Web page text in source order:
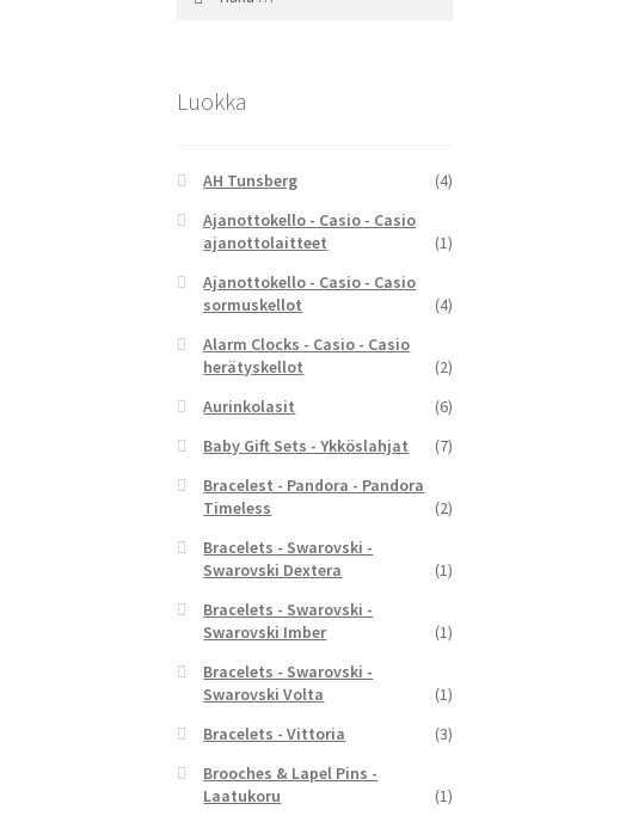
Luokka
AH Tunsberg
(4)
Ajanottokello - Casio - Casio
ajanottolaitteet
(1)
Ajanottokello - Casio - Casio
sormuskellot
(4)
Alarm Clocks - Casio - Casio
herätyskellot
(2)
Aurinkolasit
(6)
Baby Gift Sets - Ykköslahjat
(7)
Bracelest - Pandora - Pandora
Timeless
(2)
Bracelets - Swarovski -
Swarovski Dextera
(1)
Bracelets - Swarovski -
Swarovski Imber
(1)
Bracelets - Swarovski -
Swarovski Volta
(1)
Bracelets - Vittoria
(3)
Brooches & Lapel Pins -
Laatukoru
(1)